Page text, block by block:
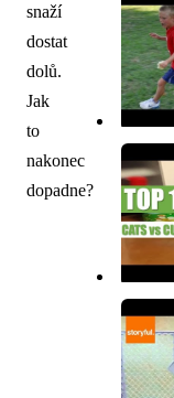
snaží
dostat
dolů.
Jak
to
nakonec
dopadne?